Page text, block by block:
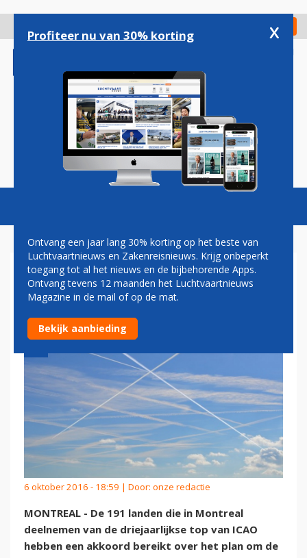
gaan
Check in
Magazine Podcasts Vacatures
LANDEN AKKOORD MET
EMISSIEPLAN ICAO
6 oktober 2016 - 18:59 | Door: onze redactie
MONTREAL - De 191 landen die in Montreal
deelnemen van de driejaarlijkse top van ICAO
hebben een akkoord bereikt over het plan om de
Profiteer nu van 30% korting x
Ontvang een jaar lang 30% korting op het beste van
Luchtvaartnieuws en Zakenreisnieuws. Krijg onbeperkt
toegang tot al het nieuws en de bijbehorende Apps.
Ontvang tevens 12 maanden het Luchtvaartnieuws
Magazine in de mail of op de mat.
Bekijk aanbieding